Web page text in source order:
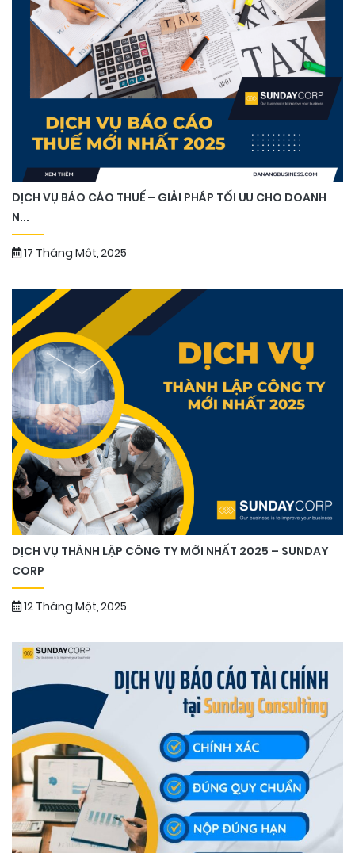
DỊCH VỤ BÁO CÁO THUẾ – GIẢI PHÁP TỐI ƯU CHO DOANH
N...
17 Tháng Một, 2025
DỊCH VỤ THÀNH LẬP CÔNG TY MỚI NHẤT 2025 – SUNDAY
CORP
12 Tháng Một, 2025